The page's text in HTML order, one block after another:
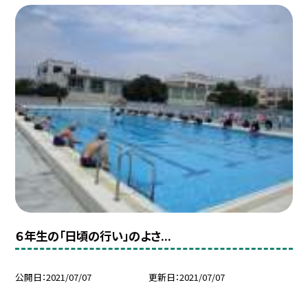
６年生の「日頃の行い」のよさ...
公開日 2021/07/07 更新日 2021/07/07